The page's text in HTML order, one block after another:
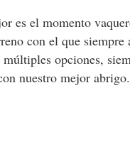
es el momento
con el que
múltiples opciones,
nuestro mejor abrigo.